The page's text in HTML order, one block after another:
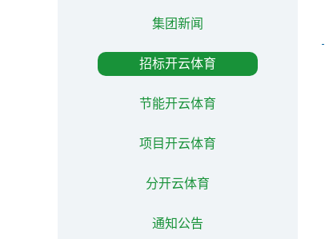
集团新闻
招标开云体育
节能开云体育
项目开云体育
分开云体育
通知公告